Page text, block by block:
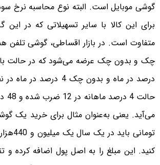
گوشی موبایل است. البته نوع محاسبه نرخ
برای این کالا با سایر تسهیلاتی که در
متفاوت است. در بازار اقساطی، گوشی تلفن
درصد در ماه و بدون چک 4
تومانی